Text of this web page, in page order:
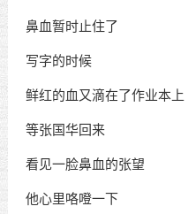
鼻血暂时止住了
写字的时候
鲜红的血又滴在了作业本上
等张国华回来
看见一脸鼻血的张望
他心里咯噔一下